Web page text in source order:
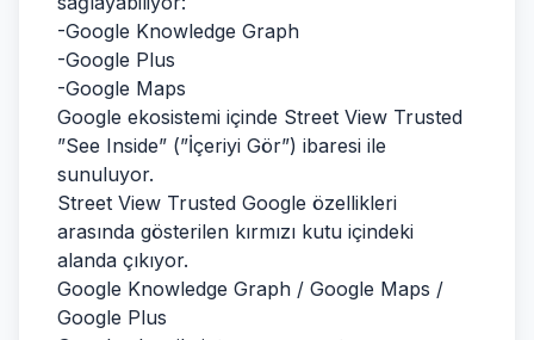
-Google Knowledge Graph
-Google Plus
-Google Maps
Google ekosistemi içinde Street View Trusted
”See Inside” (”İçeriyi Gör”) ibaresi ile
sunuluyor.
Street View Trusted Google özellikleri
arasında gösterilen kırmızı kutu içindeki
alanda çıkıyor.
Google Knowledge Graph / Google Maps /
Google Plus